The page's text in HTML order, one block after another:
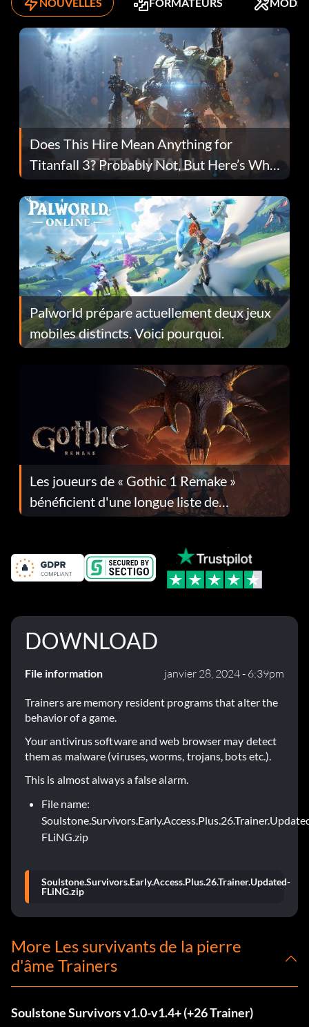
Does This Hire Mean Anything for
Titanfall 3? Probably Not, But Here’s Why
Fans Are Hopeful
Palworld prépare actuellement deux jeux
mobiles distincts. Voici pourquoi.
Les joueurs de « Gothic 1 Remake »
bénéficient d'une longue liste de
corrections dans la mise à jour 1.0.4
DOWNLOAD
File information janvier 28, 2024 - 6:39pm
Trainers are memory resident programs that alter the
behavior of a game.
Your antivirus software and web browser may detect
them as malware (viruses, worms, trojans, bots etc.).
This is almost always a false alarm.
File name:
FLiNG.zip
Soulstone.Survivors.Early.Access.Plus.26.Trainer.Updated-
FLiNG.zip
More Les survivants de la pierre
d'âme Trainers
Soulstone Survivors v1.0-v1.4+ (+26 Trainer)